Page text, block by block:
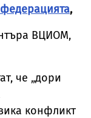
,
ВЦИОМ,
че „дори
конфликт